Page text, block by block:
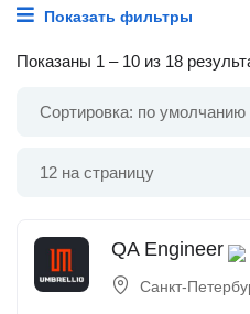
Показать фильтры
Показаны 1 – 10 из 18
Сортировка: по умолчанию
12 на страницу
QA Engineer
Санкт-